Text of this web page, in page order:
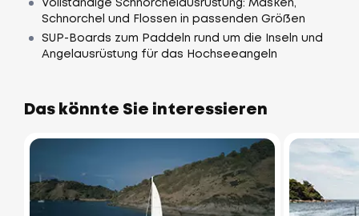
Vollständige Schnorchelausrüstung: Masken,
Schnorchel und Flossen in passenden Größen
SUP-Boards zum Paddeln rund um die Inseln und
Angelausrüstung für das Hochseeangeln
Das könnte Sie interessieren